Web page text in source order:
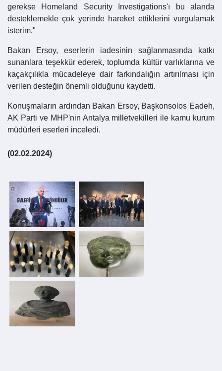
gerekse Homeland Security Investigations'ı bu alanda
desteklemekle çok yerinde hareket ettiklerini vurgulamak
isterim."
Bakan Ersoy, eserlerin iadesinin sağlanmasında katkı
sunanlara teşekkür ederek, toplumda kültür varlıklarına ve
kaçakçılıkla mücadeleye dair farkındalığın artırılması için
verilen desteğin önemli olduğunu kaydetti.
Konuşmaların ardından Bakan Ersoy, Başkonsolos Eadeh,
AK Parti ve MHP'nin Antalya milletvekilleri ile kamu kurum
müdürleri eserleri inceledi.
(02.02.2024)